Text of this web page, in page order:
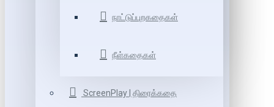
நாட்டுப்புறகதைகள்
நீள்கதைகள்
ScreenPlay | திரைக்கதை